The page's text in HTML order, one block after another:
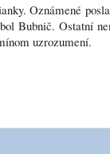
Oznámené
Bubnič. Ostatní
uzrozumení.